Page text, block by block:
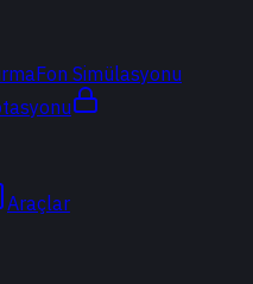
Fon Simülasyonu
Araçlar